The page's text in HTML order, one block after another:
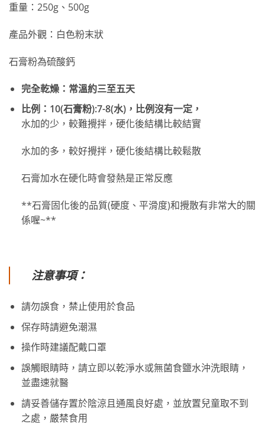
重量：250g、500g
產品外觀：白色粉末狀
石膏粉為硫酸鈣
完全乾燥：常溫約三至五天
比例：10(石膏粉):7-8(水)，比例沒有一定，
水加的少，較難攪拌，硬化後結構比較結實
水加的多，較好攪拌，硬化後結構比較鬆散
石膏加水在硬化時會發熱是正常反應
**石膏固化後的品質(硬度、平滑度)和攪散有非常大的關
係喔~**
注意事項：
請勿誤食，禁止使用於食品
保存時請避免潮濕
操作時建議配戴口罩
誤觸眼睛時，請立即以乾淨水或無菌食鹽水沖洗眼睛，
並盡速就醫
請妥善儲存置於陰涼且通風良好處，並放置兒童取不到
之處，嚴禁食用